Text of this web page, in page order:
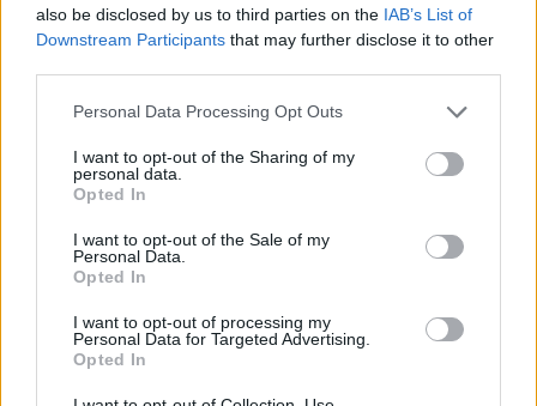
also be disclosed by us to third parties on the IAB’s List of
Downstream Participants that may further disclose it to other
Please note that this website/app uses one or more Google
not limited to your visit or usage behaviour. You may click to
grant or deny consent to Google and its third-party tags to
use your data for below specified purposes in below Google
consent section.
Personal Data Processing Opt Outs
I want to opt-out of the Sharing of my
personal data.
Opted In
I want to opt-out of the Sale of my
Personal Data.
Opted In
I want to opt-out of processing my
Personal Data for Targeted Advertising.
Opted In
Ha máshogy nem értik meg az
emberek, akkor tegyük divatossá,
hálószobát is: a felsorolt illóolajokból cseppents
néhány cseppet a diffúzorba, vagy az
levegőjét!„Ha estéről estére ugyanaz az illat válik az
esti rutin részévé, az agy idővel összekapcsolhatja